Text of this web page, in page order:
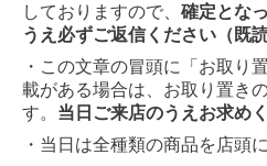
しておりますので、 確定とな
うえ必ずご返信ください（既
・この文章の冒頭に「お取り
載がある場合は、お取り置き
す。 当日ご来店のうえお求め
・当日は全種類の商品を店頭